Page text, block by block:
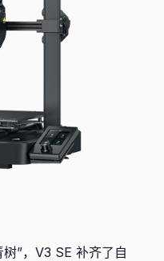
”，V3 SE 补齐了自